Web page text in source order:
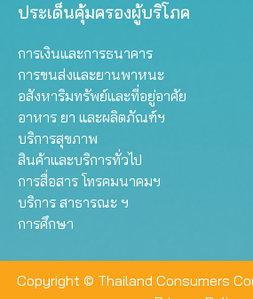
ประเด็นคุ้มครองผู้บริโภค
การเงินและการธนาคาร
การขนส่งและยานพาหนะ
อสังหาริมทรัพย์และที่อยู่อาศัย
อาหาร ยา และผลิตภัณฑ์ฯ
บริการสุขภาพ
สินค้าและบริการทั่วไป
การสื่อสาร โทรคมนาคมฯ
บริการ สาธารณะ ฯ
การศึกษา
Copyright © Thailand Consumers